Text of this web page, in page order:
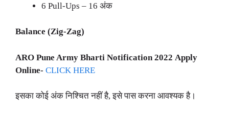
6 Pull-Ups – 16 अंक
Balance (Zig-Zag)
ARO Pune Army Bharti Notification 2022 Apply
Online- CLICK HERE
इसका कोई अंक निश्चित नहीं है, इसे पास करना आवश्यक है।